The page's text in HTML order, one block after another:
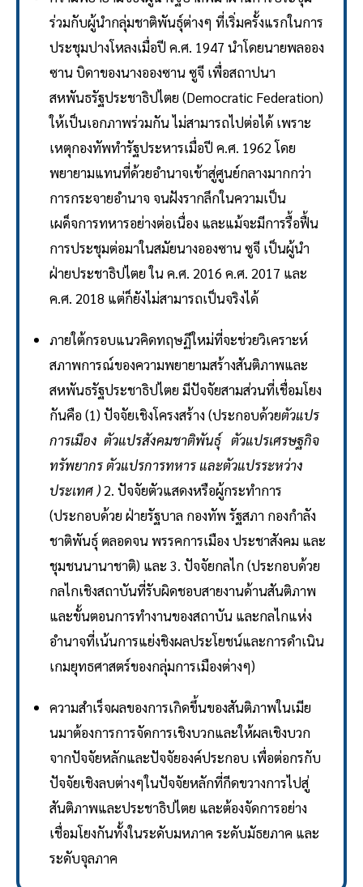
ร่วมกับผู้นำกลุ่มชาติพันธุ์ต่างๆ ที่เริ่มครั้งแรกในการ
ประชุมปางโหลงเมื่อปี ค.ศ. 1947 นำโดยนายพลออง
ซาน บิดาของนางอองซาน ซูจี เพื่อสถาปนา
สหพันธรัฐประชาธิปไตย (Democratic Federation)
ให้เป็นเอกภาพร่วมกัน ไม่สามารถไปต่อได้ เพราะ
เหตุกองทัพทำรัฐประหารเมื่อปี ค.ศ. 1962 โดย
พยายามแทนที่ด้วยอำนาจเข้าสู่ศูนย์กลางมากกว่า
การกระจายอำนาจ จนฝังรากลึกในความเป็น
เผด็จการทหารอย่างต่อเนื่อง และแม้จะมีการรื้อฟื้น
การประชุมต่อมาในสมัยนางอองซาน ซูจี เป็นผู้นำ
ฝ่ายประชาธิปไตย ใน ค.ศ. 2016 ค.ศ. 2017 และ
ค.ศ. 2018 แต่ก็ยังไม่สามารถเป็นจริงได้
ภายใต้กรอบแนวคิดทฤษฏีใหม่ที่จะช่วยวิเคราะห์
สภาพการณ์ของความพยายามสร้างสันติภาพและ
สหพันธรัฐประชาธิปไตย มีปัจจัยสามส่วนที่เชื่อมโยง
กันคือ (1) ปัจจัยเชิงโครงสร้าง (ประกอบด้วยตัวแปร
การเมือง ตัวแปรสังคมชาติพันธุ์ ตัวแปรเศรษฐกิจ
ทรัพยากร ตัวแปรการทหาร และตัวแปรระหว่าง
ประเทศ )2. ปัจจัยตัวแสดงหรือผู้กระทำการ
(ประกอบด้วย ฝ่ายรัฐบาล กองทัพ รัฐสภา กองกำลัง
ชาติพันธุ์ ตลอดจน พรรคการเมือง ประชาสังคม และ
ชุมชนนานาชาติ) และ 3. ปัจจัยกลไก (ประกอบด้วย
กลไกเชิงสถาบันที่รับผิดชอบสายงานด้านสันติภาพ
และขั้นตอนการทำงานของสถาบัน และกลไกแห่ง
อำนาจที่เน้นการแย่งชิงผลประโยชน์และการดำเนิน
เกมยุทธศาสตร์ของกลุ่มการเมืองต่างๆ)
ความสำเร็จผลของการเกิดขึ้นของสันติภาพในเมีย
นมาต้องการการจัดการเชิงบวกและให้ผลเชิงบวก
จากปัจจัยหลักและปัจจัยองค์ประกอบ เพื่อต่อกรกับ
ปัจจัยเชิงลบต่างๆในปัจจัยหลักที่กีดขวางการไปสู่
สันติภาพและประชาธิปไตย และต้องจัดการอย่าง
เชื่อมโยงกันทั้งในระดับมหภาค ระดับมัธยภาค และ
ระดับจุลภาค